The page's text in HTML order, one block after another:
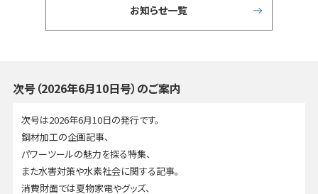
お知らせ一覧
次号（2026年6月10日号）のご案内
次号は2026年6月10日の発行です。
鋼材加工の企画記事、
パワーツールの魅力を探る特集、
また水害対策や水素社会に関する記事。
消費財面では夏物家電やグッズ、